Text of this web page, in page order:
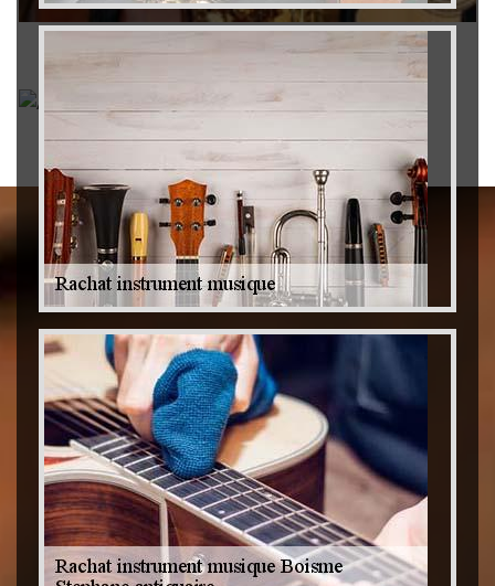
Rachat instrument de musique 79
Achat antiquité 79